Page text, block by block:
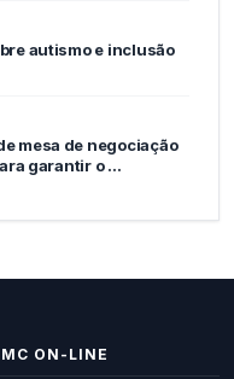
autismo e inclusão
mesa de negociação
garantir o …
ON-LINE